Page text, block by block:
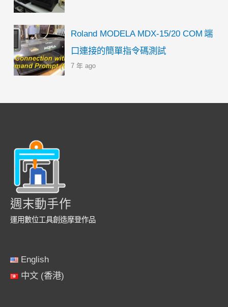
Roland MODELA MDX-15/20 COM 端
口連接的簡單指令碼測試
7 年 ago
週末動手作
運用數位工具創造摩登作品
English
中文 (香港)